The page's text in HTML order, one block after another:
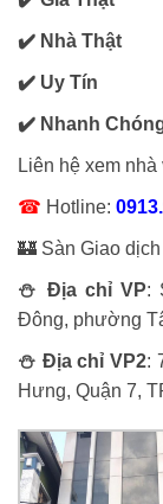
✔️ Nhà Thật
✔️ Uy Tín
✔️ Nhanh
Liên hệ xem
☎ Hotline:
🏰 Sàn Giao
⛄ Địa chỉ VP:
Đông, phường
⛄ Địa chỉ VP2:
Hưng, Quận 7,